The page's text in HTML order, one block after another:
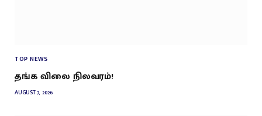
TOP NEWS
தங்க விலை நிலவரம்!
AUGUST 7, 2026